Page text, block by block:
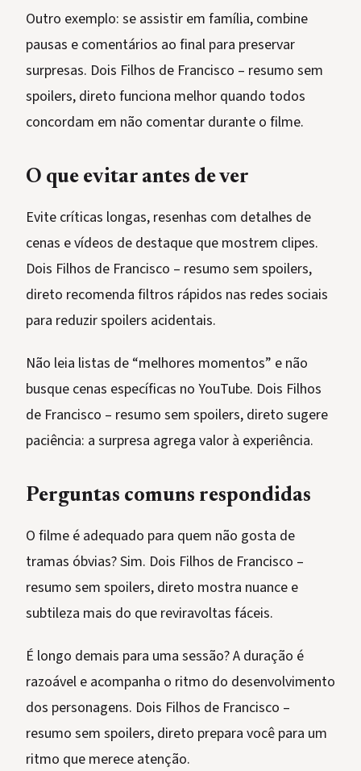
Outro exemplo: se assistir em família, combine
pausas e comentários ao final para preservar
surpresas. Dois Filhos de Francisco – resumo sem
spoilers, direto funciona melhor quando todos
concordam em não comentar durante o filme.
O que evitar antes de ver
Evite críticas longas, resenhas com detalhes de
cenas e vídeos de destaque que mostrem clipes.
Dois Filhos de Francisco – resumo sem spoilers,
direto recomenda filtros rápidos nas redes sociais
para reduzir spoilers acidentais.
Não leia listas de “melhores momentos” e não
busque cenas específicas no YouTube. Dois Filhos
de Francisco – resumo sem spoilers, direto sugere
paciência: a surpresa agrega valor à experiência.
Perguntas comuns respondidas
O filme é adequado para quem não gosta de
tramas óbvias? Sim. Dois Filhos de Francisco –
resumo sem spoilers, direto mostra nuance e
subtileza mais do que reviravoltas fáceis.
É longo demais para uma sessão? A duração é
razoável e acompanha o ritmo do desenvolvimento
dos personagens. Dois Filhos de Francisco –
resumo sem spoilers, direto prepara você para um
ritmo que merece atenção.